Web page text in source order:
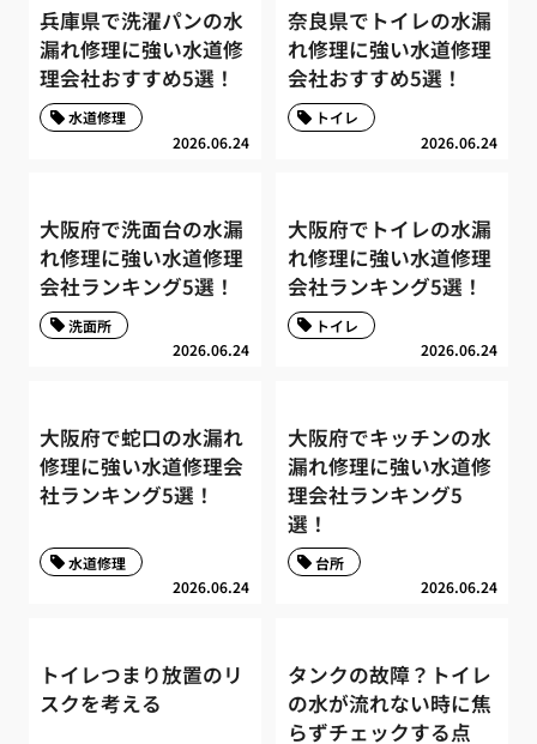
兵庫県で洗濯パンの水
漏れ修理に強い水道修
理会社おすすめ5選！
2026.06.24
水道修理
奈良県でトイレの水漏
れ修理に強い水道修理
会社おすすめ5選！
2026.06.24
トイレ
大阪府で洗面台の水漏
れ修理に強い水道修理
会社ランキング5選！
2026.06.24
洗面所
大阪府でトイレの水漏
れ修理に強い水道修理
会社ランキング5選！
2026.06.24
トイレ
大阪府で蛇口の水漏れ
修理に強い水道修理会
社ランキング5選！
2026.06.24
水道修理
大阪府でキッチンの水
漏れ修理に強い水道修
理会社ランキング5
選！
2026.06.24
台所
トイレつまり放置のリ
スクを考える
タンクの故障？トイレ
の水が流れない時に焦
らずチェックする点